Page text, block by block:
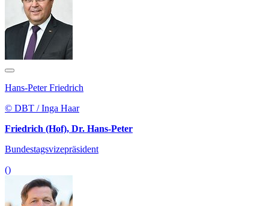
Hans-Peter Friedrich
© DBT / Inga Haar
Friedrich (Hof), Dr. Hans-Peter
Bundestagsvizepräsident
()